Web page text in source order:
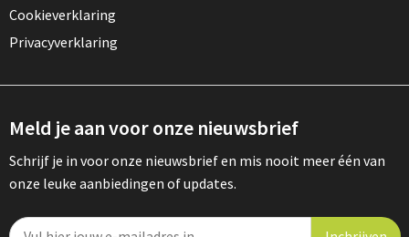
Cookieverklaring
Privacyverklaring
Meld je aan voor onze nieuwsbrief
Schrijf je in voor onze nieuwsbrief en mis nooit meer één van
onze leuke aanbiedingen of updates.